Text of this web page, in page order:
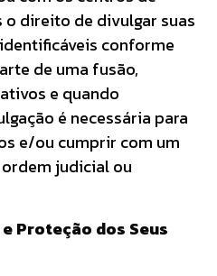
o direito de divulgar suas
conforme
de uma fusão,
e quando
é necessária para
e/ou cumprir com um
judicial ou
Proteção dos Seus